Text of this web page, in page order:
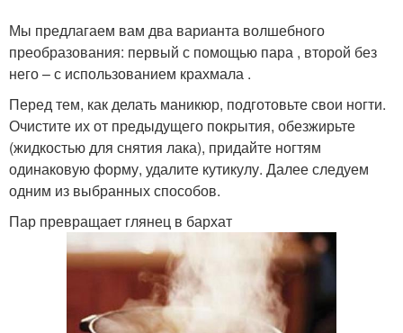
Мы предлагаем вам два варианта волшебного
преобразования: первый с помощью пара , второй без
него – с использованием крахмала .
Перед тем, как делать маникюр, подготовьте свои ногти.
Очистите их от предыдущего покрытия, обезжирьте
(жидкостью для снятия лака), придайте ногтям
одинаковую форму, удалите кутикулу. Далее следуем
одним из выбранных способов.
Пар превращает глянец в бархат